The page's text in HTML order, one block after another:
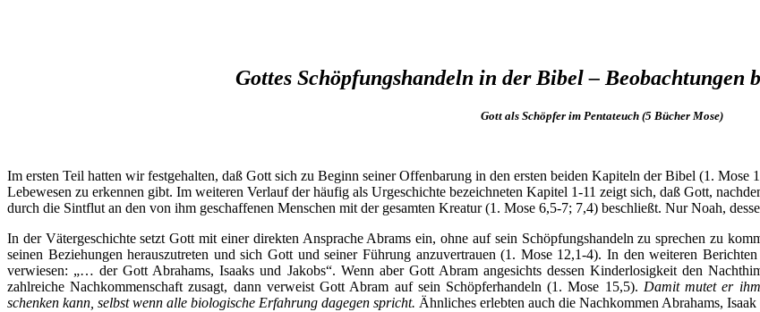
Gottes Schöpfungshandeln in der Bibel – Beobachtungen
Gott als Schöpfer im Pentateuch (5 Bücher Mose)
Im ersten Teil hatten wir festgehalten, daß Gott sich zu Beginn seiner Offenbarung in den ersten beiden Kapiteln der Bibel (1.
Lebewesen zu erkennen gibt. Im weiteren Verlauf der häufig als Urgeschichte bezeichneten Kapitel 1-11 zeigt sich, daß Gott,
durch die Sintflut an den von ihm geschaffenen Menschen mit der gesamten Kreatur (1. Mose 6,5-7; 7,4) beschließt. Nur Noah,
In der Vätergeschichte setzt Gott mit einer direkten Ansprache Abrams ein, ohne auf sein Schöpfungshandeln zu sprechen zu
seinen Beziehungen herauszutreten und sich Gott und seiner Führung anzuvertrauen (1. Mose 12,1-4). In den weiteren
verwiesen: „… der Gott Abrahams, Isaaks und Jakobs“. Wenn aber Gott Abram angesichts dessen Kinderlosigkeit den
zahlreiche Nachkommenschaft zusagt, dann verweist Gott Abram auf sein Schöpferhandeln (1. Mose 15,5). Damit mutet er
schenken kann, selbst wenn alle biologische Erfahrung dagegen spricht. Ähnliches erlebten auch die Nachkommen Abrahams,